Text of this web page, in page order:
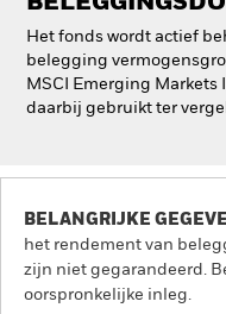
Het fonds wordt actief
belegging
MSCI Emerging Markets
daarbij gebruikt ter
BELANGRIJKE
het rendement van
zijn niet gegarandeerd.
oorspronkelijke inleg.